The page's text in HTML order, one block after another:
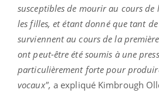
susceptibles de mourir au cours de
les filles, et étant donné que tant
surviennent au cours de la
ont peut-être été soumis à une
particulièrement forte pour
vocaux", a expliqué Kimbrough